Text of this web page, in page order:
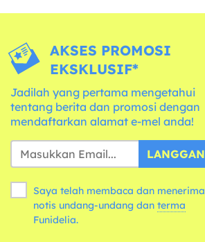
AKSES PROMOSI
EKSKLUSIF*
Jadilah yang pertama mengetahui
tentang berita dan promosi dengan
mendaftarkan alamat e-mel anda!
LANGGAN
Saya telah membaca dan menerima
notis undang-undang dan terma
Funidelia.